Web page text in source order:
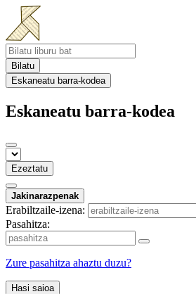
Bilatu
Eskaneatu barra-kodea
Eskaneatu barra-kodea
Ezeztatu
Jakinarazpenak
Erabiltzaile-izena:
Pasahitza:
Zure pasahitza ahaztu duzu?
Hasi saioa